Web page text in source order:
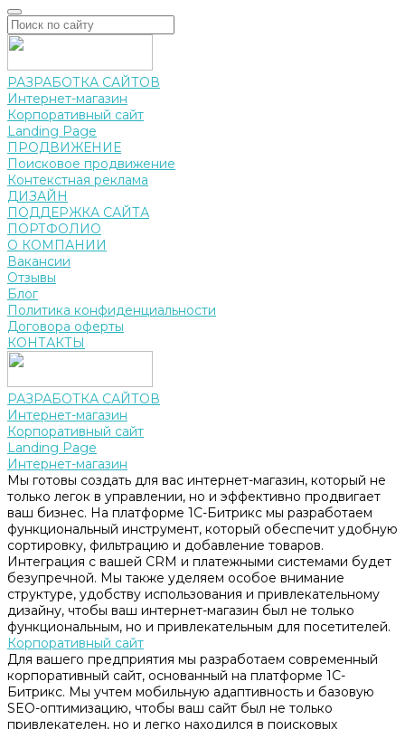
РАЗРАБОТКА САЙТОВ
Интернет-магазин
Корпоративный сайт
Landing Page
ПРОДВИЖЕНИЕ
Поисковое продвижение
Контекстная реклама
ДИЗАЙН
ПОДДЕРЖКА САЙТА
ПОРТФОЛИО
О КОМПАНИИ
Вакансии
Отзывы
Блог
Политика конфиденциальности
Договора оферты
КОНТАКТЫ
РАЗРАБОТКА САЙТОВ
Интернет-магазин
Корпоративный сайт
Landing Page
Интернет-магазин
Мы готовы создать для вас интернет-магазин, который не
только легок в управлении, но и эффективно продвигает
ваш бизнес. На платформе 1С-Битрикс мы разработаем
функциональный инструмент, который обеспечит удобную
сортировку, фильтрацию и добавление товаров.
Интеграция с вашей CRM и платежными системами будет
безупречной. Мы также уделяем особое внимание
структуре, удобству использования и привлекательному
дизайну, чтобы ваш интернет-магазин был не только
функциональным, но и привлекательным для посетителей.
Корпоративный сайт
Для вашего предприятия мы разработаем современный
корпоративный сайт, основанный на платформе 1С-
Битрикс. Мы учтем мобильную адаптивность и базовую
SEO-оптимизацию, чтобы ваш сайт был не только
привлекателен, но и легко находился в поисковых